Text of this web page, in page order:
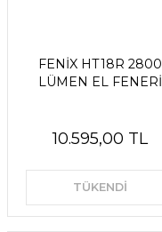
FENİX HT18R 2800
LÜMEN EL FENERİ
10.595,00 TL
TÜKENDİ